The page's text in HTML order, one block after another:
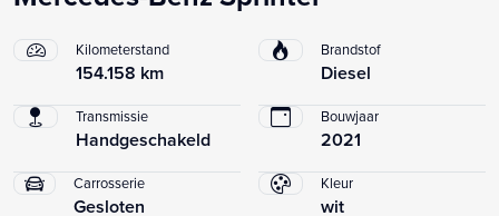
Kilometerstand
154.158 km
Brandstof
Diesel
Transmissie
Handgeschakeld
Bouwjaar
2021
Carrosserie
Gesloten
Kleur
wit